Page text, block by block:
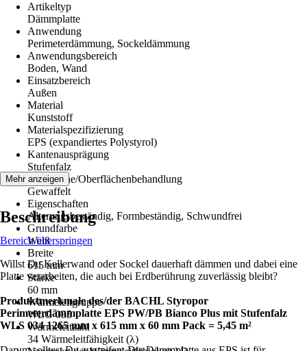
Artikeltyp
Dämmplatte
Anwendung
Perimeterdämmung, Sockeldämmung
Anwendungsbereich
Boden, Wand
Einsatzbereich
Außen
Material
Kunststoff
Materialspezifizierung
EPS (expandiertes Polystyrol)
Kantenausprägung
Stufenfalz
Oberfläche/Oberflächenbehandlung
Gewaffelt
Eigenschaften
Alterungsbeständig, Formbeständig, Schwundfrei
Grundfarbe
Weiß
Breite
615 mm
Stärke
60 mm
Wärmeleitgruppe
WLG 035
Wärmeleitzahl
34 Wärmeleitfähigkeit (λ)
Mehr anzeigen
Beschreibung
Bereich überspringen
Willst Du Kellerwand oder Sockel dauerhaft dämmen und dabei eine
Platte verarbeiten, die auch bei Erdberührung zuverlässig bleibt?
Produktmerkmale des/der BACHL Styropor
Perimeterdämmplatte EPS PW/PB Bianco Plus mit Stufenfalz
WLS 034 1265 mm x 615 mm x 60 mm Pack = 5,45 m²